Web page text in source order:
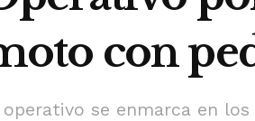
con
operativo se enmarca en